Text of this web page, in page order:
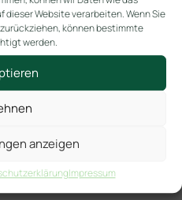
Website verarbeiten. Wenn Sie
können bestimmte
werden.
anzeigen
Impressum